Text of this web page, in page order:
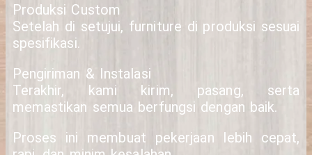
Produksi Custom
Setelah di setujui, furniture di produksi sesuai
spesifikasi.
Pengiriman & Instalasi
Terakhir, kami kirim, pasang, serta
memastikan semua berfungsi dengan baik.
Proses ini membuat pekerjaan lebih cepat,